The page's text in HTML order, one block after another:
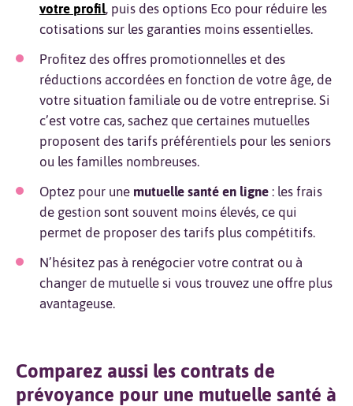
votre profil, puis des options Eco pour réduire les
cotisations sur les garanties moins essentielles.
Profitez des offres promotionnelles et des
réductions accordées en fonction de votre âge, de
votre situation familiale ou de votre entreprise. Si
c’est votre cas, sachez que certaines mutuelles
proposent des tarifs préférentiels pour les seniors
ou les familles nombreuses.
Optez pour une mutuelle santé en ligne : les frais
de gestion sont souvent moins élevés, ce qui
permet de proposer des tarifs plus compétitifs.
N’hésitez pas à renégocier votre contrat ou à
changer de mutuelle si vous trouvez une offre plus
avantageuse.
Comparez aussi les contrats de
prévoyance pour une mutuelle santé à